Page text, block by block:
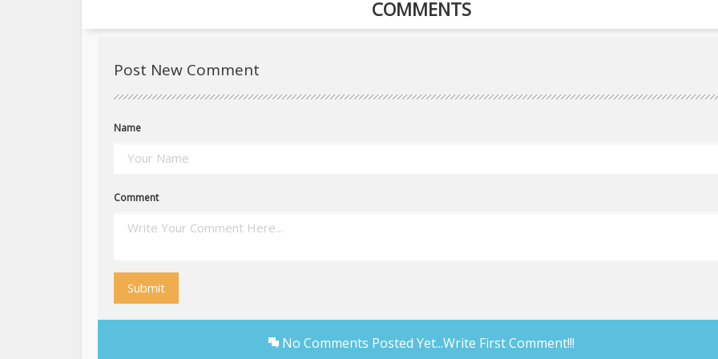
COMMENTS
Post New Comment
Name
Comment
Submit
No Comments Posted Yet...Write First Comment!!!